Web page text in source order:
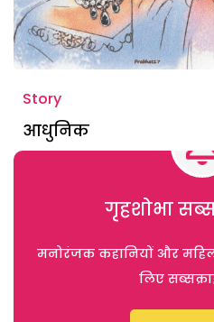
Story
आधुनिक
गृहशोभा
मनोरंजक कहानियों और
लिए